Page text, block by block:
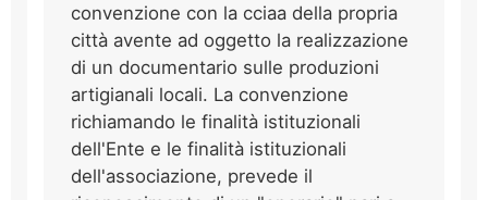
convenzione con la cciaa della propria
città avente ad oggetto la realizzazione
di un documentario sulle produzioni
artigianali locali. La convenzione
richiamando le finalità istituzionali
dell'Ente e le finalità istituzionali
dell'associazione, prevede il